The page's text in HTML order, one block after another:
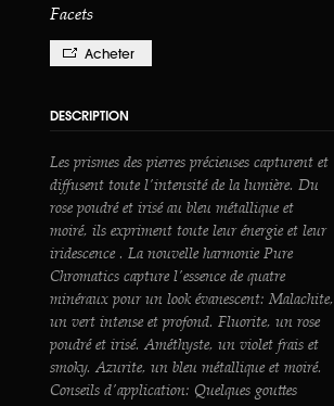
Facets
Acheter
DESCRIPTION
Les prismes des pierres précieuses capturent et
diffusent toute l'intensité de la lumière. Du
rose poudré et irisé au bleu métallique et
moiré, ils expriment toute leur énergie et leur
iridescence . La nouvelle harmonie Pure
Chromatics capture l'essence de quatre
minéraux pour un look évanescent: Malachite,
un vert intense et profond. Fluorite, un rose
poudré et irisé. Améthyste, un violet frais et
smoky. Azurite, un bleu métallique et moiré.
Conseils d'application: Quelques gouttes